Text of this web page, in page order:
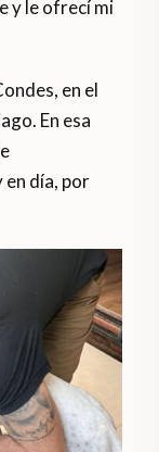
y le ofrecí mi
en el
En esa
en día, por